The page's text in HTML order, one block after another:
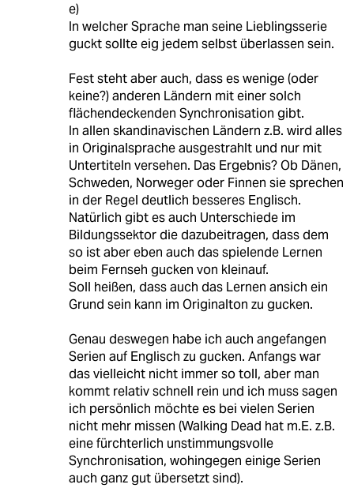
e)
In welcher Sprache man seine Lieblingsserie
guckt sollte eig jedem selbst überlassen sein.
Fest steht aber auch, dass es wenige (oder
keine?) anderen Ländern mit einer solch
flächendeckenden Synchronisation gibt.
In allen skandinavischen Ländern z.B. wird alles
in Originalsprache ausgestrahlt und nur mit
Untertiteln versehen. Das Ergebnis? Ob Dänen,
Schweden, Norweger oder Finnen sie sprechen
in der Regel deutlich besseres Englisch.
Natürlich gibt es auch Unterschiede im
Bildungssektor die dazubeitragen, dass dem
so ist aber eben auch das spielende Lernen
beim Fernseh gucken von kleinauf.
Soll heißen, dass auch das Lernen ansich ein
Grund sein kann im Originalton zu gucken.
Genau deswegen habe ich auch angefangen
Serien auf Englisch zu gucken. Anfangs war
das vielleicht nicht immer so toll, aber man
kommt relativ schnell rein und ich muss sagen
ich persönlich möchte es bei vielen Serien
nicht mehr missen (Walking Dead hat m.E. z.B.
eine fürchterlich unstimmungsvolle
Synchronisation, wohingegen einige Serien
auch ganz gut übersetzt sind).